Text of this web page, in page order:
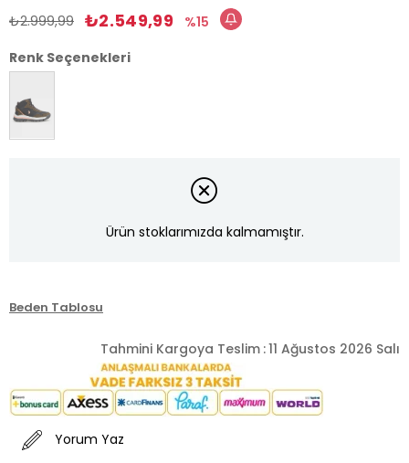
₺2.999,99 ₺2.549,99
15
Renk Seçenekleri
Ürün stoklarımızda kalmamıştır.
Beden Tablosu
Tahmini Kargoya Teslim :11 Ağustos 2026 Salı
Yorum Yaz